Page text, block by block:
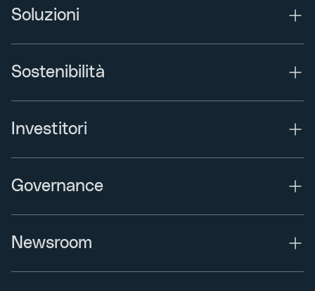
Soluzioni
Sostenibilità
Investitori
Governance
Newsroom